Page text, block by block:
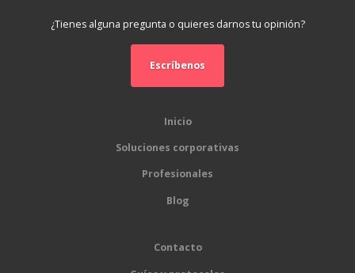
¿Tienes alguna pregunta o quieres darnos tu opinión?
Escríbenos
Inicio
Soluciones corporativas
Profesionales
Blog
Contacto